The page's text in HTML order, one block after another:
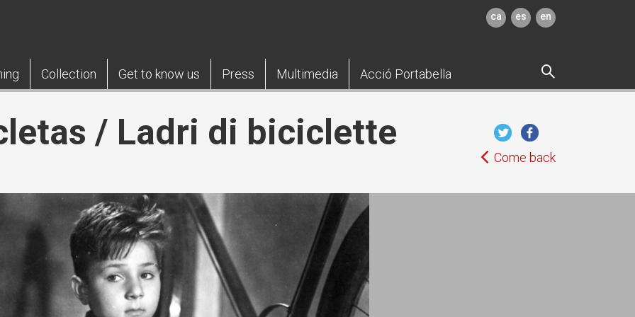
ca es en
Collection Get to know us Press Multimedia Acció Portabella
/ Ladri di biciclette
Come back